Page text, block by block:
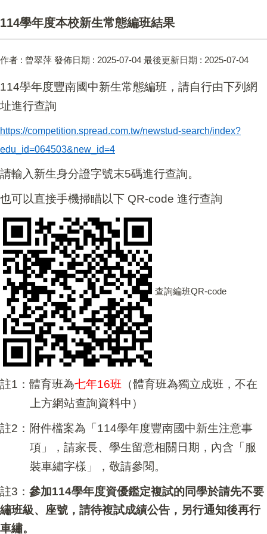
114學年度本校新生常態編班結果
作者 : 曾翠萍 發佈日期 : 2025-07-04 最後更新日期 : 2025-07-04
114學年度豐南國中新生常態編班，請自行由下列網
址進行查詢
https://competition.spread.com.tw/newstud-search/index?
edu_id=064503&new_id=4
請輸入新生身分證字號末5碼進行查詢。
也可以直接手機掃瞄以下 QR-code 進行查詢
查詢編班QR-code
註1：體育班為七年16班 （體育班為獨立成班，不在
上方網站查詢資料中）
註2：附件檔案為「114學年度豐南國中新生注意事
項」，請家長、學生留意相關日期，內含「服
裝車繡字樣」，敬請參閱。
註3： 參加114學年度資優鑑定複試的同學於請先不要
繡班級、座號，請待複試成績公告，另行通知後再行
車繡。